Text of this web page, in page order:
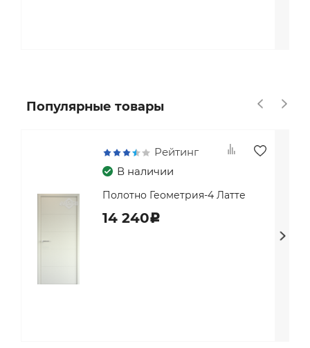
Популярные товары
Рейтинг
В наличии
Полотно Геометрия-4 Латте
14 240c